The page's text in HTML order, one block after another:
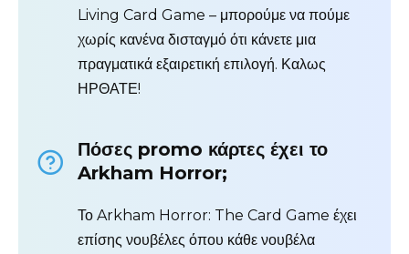
Living Card Game – μπορούμε να πούμε
χωρίς κανένα δισταγμό ότι κάνετε μια
πραγματικά εξαιρετική επιλογή. Καλως
ΗΡΘΑΤΕ!
Πόσες promo κάρτες έχει το
Arkham Horror;
Το Arkham Horror: The Card Game έχει
επίσης νουβέλες όπου κάθε νουβέλα